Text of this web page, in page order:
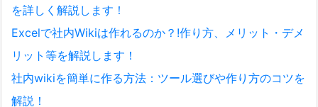
を詳しく解説します！
Excelで社内Wikiは作れるのか？!作り方、メリット・デメ
リット等を解説します！
社内wikiを簡単に作る方法：ツール選びや作り方のコツを
解説！